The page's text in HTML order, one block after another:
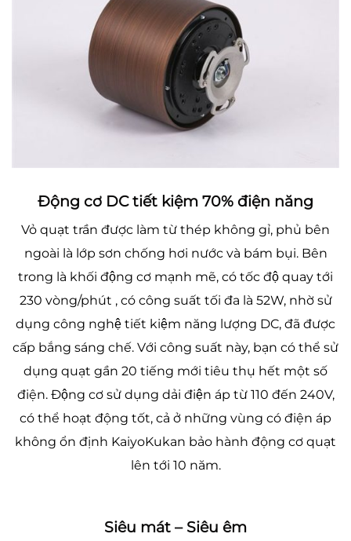
Động cơ DC tiết kiệm 70% điện năng
Vỏ quạt trần được làm từ thép không gỉ, phủ bên
ngoài là lớp sơn chống hơi nước và bám bụi. Bên
trong là khối động cơ mạnh mẽ, có tốc độ quay tới
230 vòng/phút , có công suất tối đa là 52W, nhờ sử
dụng công nghệ tiết kiệm năng lượng DC, đã được
cấp bắng sáng chế. Với công suất này, bạn có thể sử
dụng quạt gần 20 tiếng mới tiêu thụ hết một số
điện. Động cơ sử dụng dải điện áp từ 110 đến 240V,
có thể hoạt động tốt, cả ở những vùng có điện áp
không ổn định KaiyoKukan bảo hành động cơ quạt
lên tới 10 năm.
Siêu mát – Siêu êm